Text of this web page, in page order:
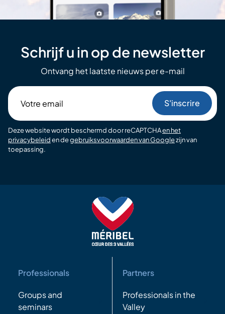
Schrijf u in op de newsletter
Ontvang het laatste nieuws per e-mail
email
Deze website wordt beschermd door reCAPTCHAen het
privacybeleiden degebruiksvoorwaarden van Googlezijn van
toepassing.
Professionals
Groups and
seminars
Partners
Professionals in the
Valley